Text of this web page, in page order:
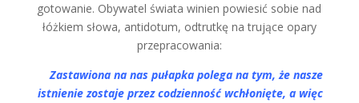
gotowanie. Obywatel świata winien powiesić sobie nad
łóżkiem słowa, antidotum, odtrutkę na trujące opary
przepracowania:
Zastawiona na nas pułapka polega na tym, że nasze
istnienie zostaje przez codzienność wchłonięte, a więc